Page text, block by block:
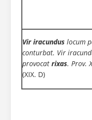
Vir iracunduslocum
conturbat. Vir
provocat rixas. Prov.
(XIX. D)